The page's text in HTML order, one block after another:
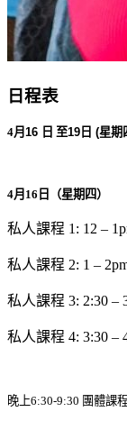
日程表
4月 16 日 至19 日 (星期
4月 16 日（星期四）
私人課程 1: 12 –
私人課程 2: 1 –
私人課程 3: 2:30 –
私人課程 4: 3:30 –
晚上6:30-9:30 團體課